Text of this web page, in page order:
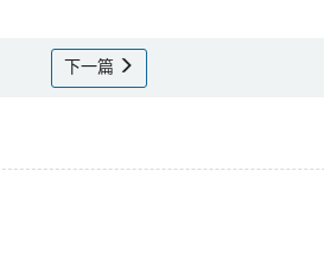
下一篇